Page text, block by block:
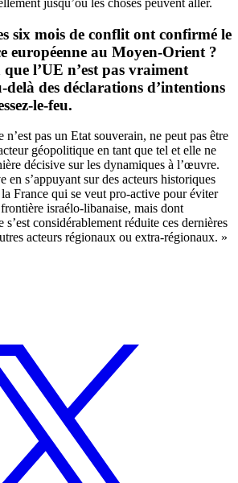
jusqu’où les choses peuvent aller.
six mois de conflit ont confirmé le
européenne au Moyen-Orient ?
l’UE n’est pas vraiment
delà des déclarations d’intentions
le-feu.
n’est pas un Etat souverain, ne peut pas être
géopolitique en tant que tel et elle ne
décisive sur les dynamiques à l’œuvre.
en s’appuyant sur des acteurs historiques
France qui se veut pro-active pour éviter
israélo-libanaise, mais dont
considérablement réduite ces dernières
acteurs régionaux ou extra-régionaux. »